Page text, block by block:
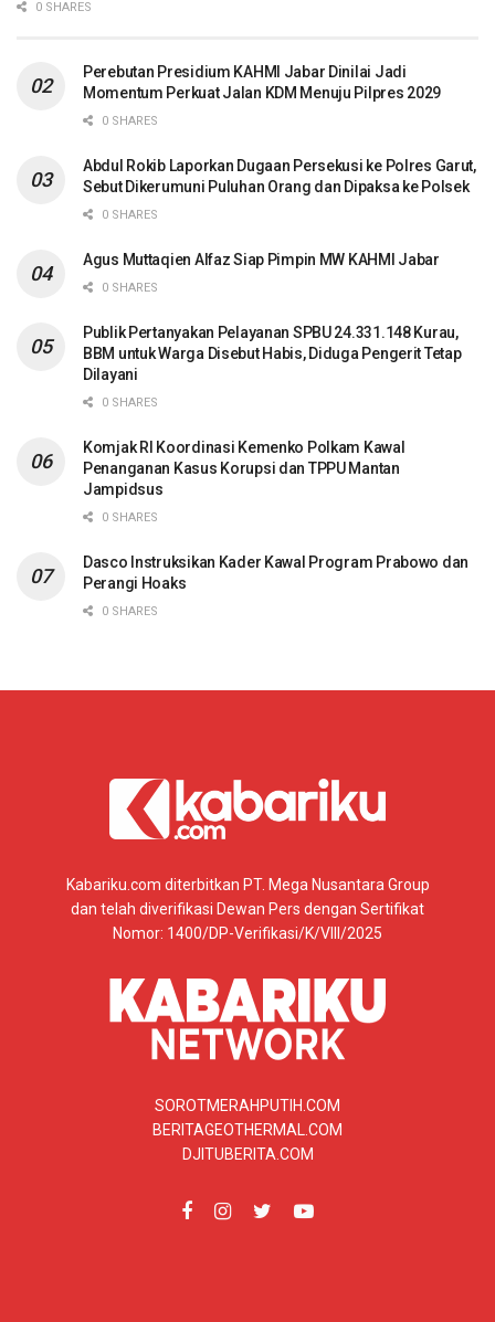
0 SHARES
Perebutan Presidium KAHMI Jabar Dinilai Jadi
Momentum Perkuat Jalan KDM Menuju Pilpres 2029
0 SHARES
Abdul Rokib Laporkan Dugaan Persekusi ke Polres Garut,
Sebut Dikerumuni Puluhan Orang dan Dipaksa ke Polsek
0 SHARES
Agus Muttaqien Alfaz Siap Pimpin MW KAHMI Jabar
0 SHARES
Publik Pertanyakan Pelayanan SPBU 24.331.148 Kurau,
BBM untuk Warga Disebut Habis, Diduga Pengerit Tetap
Dilayani
0 SHARES
Komjak RI Koordinasi Kemenko Polkam Kawal
Penanganan Kasus Korupsi dan TPPU Mantan
Jampidsus
0 SHARES
Dasco Instruksikan Kader Kawal Program Prabowo dan
Perangi Hoaks
0 SHARES
Kabariku.com diterbitkan PT. Mega Nusantara Group
dan telah diverifikasi Dewan Pers dengan Sertifikat
Nomor: 1400/DP-Verifikasi/K/VIII/2025
SOROTMERAHPUTIH.COM
BERITAGEOTHERMAL.COM
DJITUBERITA.COM